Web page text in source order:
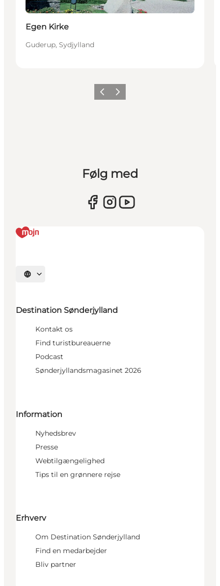
Egen Kirke
Guderup, Sydjylland
ForrigeNæste
Følg med
Vælg sprog
Destination Sønderjylland
Kontakt os
Find turistbureauerne
Podcast
Sønderjyllandsmagasinet 2026
Information
Nyhedsbrev
Presse
Webtilgængelighed
Tips til en grønnere rejse
Erhverv
Om Destination Sønderjylland
Find en medarbejder
Bliv partner